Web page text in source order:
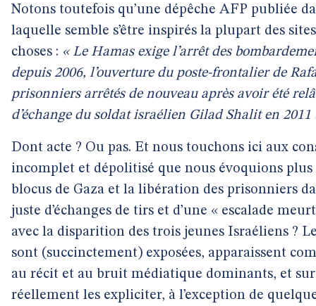
Notons toutefois qu’une dépêche AFP publiée
laquelle semble s’être inspirés la plupart des
choses : « Le Hamas exige l’arrêt des
depuis 2006, l’ouverture du poste-frontalier de
prisonniers arrêtés de nouveau après avoir été
d’échange du soldat israélien Gilad Shalit en 2011
Dont acte ? Ou pas. Et nous touchons ici aux
incomplet et dépolitisé que nous évoquions
blocus de Gaza et la libération des prisonniers
juste d’échanges de tirs et d’une « escalade
avec la disparition des trois jeunes Israéliens ?
sont (succinctement) exposées, apparaissent
au récit et au bruit médiatique dominants, et
réellement les expliciter, à l’exception de